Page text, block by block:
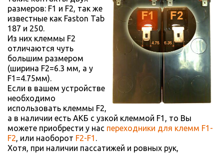
размеров: F1 и F2, так же
известные как Faston Tab
187 и 250.
Из них клеммы F2
отличаются чуть
большим размером
(ширина F2=6.3 мм, а у
F1=4.75мм).
Если в вашем устройстве
необходимо
использовать клеммы F2,
а в наличии есть АКБ с узкой клеммой F1, то Вы
можете приобрести у нас переходники для клемм F1-
F2, или наоборот F2-F1 .
Хотя, при наличии пассатижей и ровных рук,